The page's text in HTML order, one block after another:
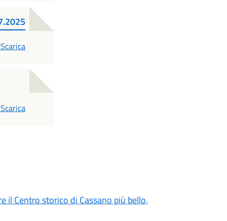
PDF
Scarica
PDF
Scarica
il Centro storico di Cassano più bello,